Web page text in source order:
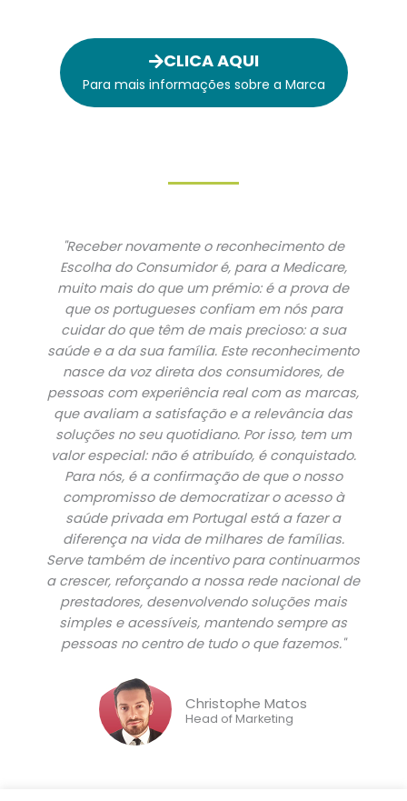
CLICA AQUI
Para mais informações sobre a Marca
"Receber novamente o reconhecimento de
Escolha do Consumidor é, para a Medicare,
muito mais do que um prémio: é a prova de
que os portugueses confiam em nós para
cuidar do que têm de mais precioso: a sua
saúde e a da sua família. Este reconhecimento
nasce da voz direta dos consumidores, de
pessoas com experiência real com as marcas,
que avaliam a satisfação e a relevância das
soluções no seu quotidiano. Por isso, tem um
valor especial: não é atribuído, é conquistado.
Para nós, é a confirmação de que o nosso
compromisso de democratizar o acesso à
saúde privada em Portugal está a fazer a
diferença na vida de milhares de famílias.
Serve também de incentivo para continuarmos
a crescer, reforçando a nossa rede nacional de
prestadores, desenvolvendo soluções mais
simples e acessíveis, mantendo sempre as
pessoas no centro de tudo o que fazemos."
Christophe Matos
Head of Marketing